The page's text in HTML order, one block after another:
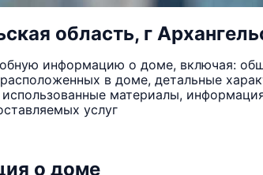
область, г
информацию о доме, включая:
в доме, детальные
материалы,
услуг
о доме